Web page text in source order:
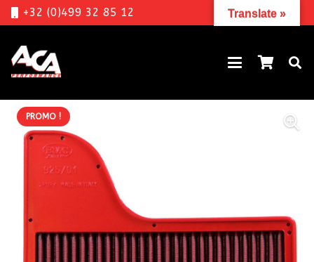
+32 (0)499 32 85 12
PROMO !
Translate »